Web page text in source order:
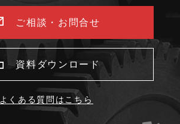
ご相談・お問合せ
資料ダウンロード
よくある質問はこちら